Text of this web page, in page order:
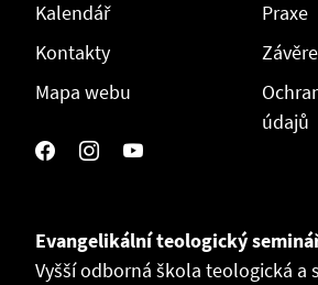
Kalendář
Kontakty
Mapa webu
Praxe
údajů
Evangelikální teologický
Vyšší odborná škola teologická a